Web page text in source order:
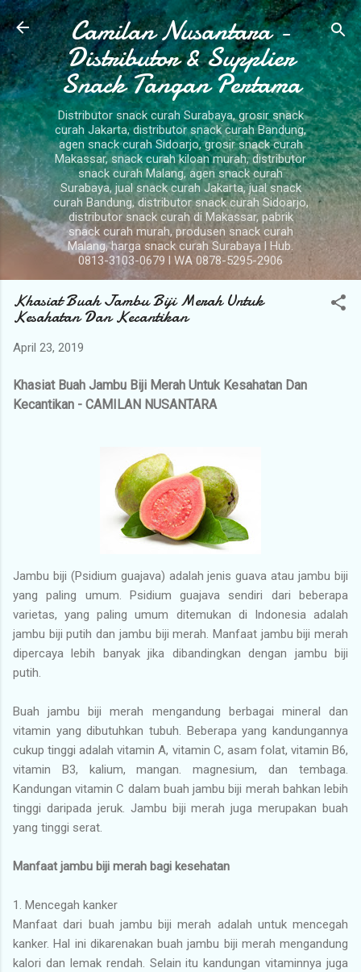
Langsung ke konten utama
Camilan Nusantara -
Distributor & Supplier
Snack Tangan Pertama
Distributor snack curah Surabaya, grosir snack
curah Jakarta, distributor snack curah Bandung,
agen snack curah Sidoarjo, grosir snack curah
Makassar, snack curah kiloan murah, distributor
snack curah Malang, agen snack curah
Surabaya, jual snack curah Jakarta, jual snack
curah Bandung, distributor snack curah Sidoarjo,
distributor snack curah di Makassar, pabrik
snack curah murah, produsen snack curah
Malang, harga snack curah Surabaya l Hub.
0813-3103-0679 l WA 0878-5295-2906
Khasiat Buah Jambu Biji Merah Untuk
Kesahatan Dan Kecantikan
April 23, 2019
Khasiat Buah Jambu Biji Merah Untuk Kesahatan Dan
Kecantikan - CAMILAN NUSANTARA
Jambu biji (Psidium guajava) adalah jenis guava atau jambu biji
yang paling umum. Psidium guajava sendiri dari beberapa
varietas, yang paling umum ditemukan di Indonesia adalah
jambu biji putih dan jambu biji merah. Manfaat jambu biji merah
dipercaya lebih banyak jika dibandingkan dengan jambu biji
putih.
Buah jambu biji merah mengandung berbagai mineral dan
vitamin yang dibutuhkan tubuh. Beberapa yang kandungannya
cukup tinggi adalah vitamin A, vitamin C, asam folat, vitamin B6,
vitamin B3, kalium, mangan. magnesium, dan tembaga.
Kandungan vitamin C dalam buah jambu biji merah bahkan lebih
tinggi daripada jeruk. Jambu biji merah juga merupakan buah
yang tinggi serat.
Manfaat jambu biji merah bagi kesehatan
1. Mencegah kanker
Manfaat dari buah jambu biji merah adalah untuk mencegah
kanker. Hal ini dikarenakan buah jambu biji merah mengandung
kalori dan lemak rendah. Selain itu kandungan vitaminnya juga